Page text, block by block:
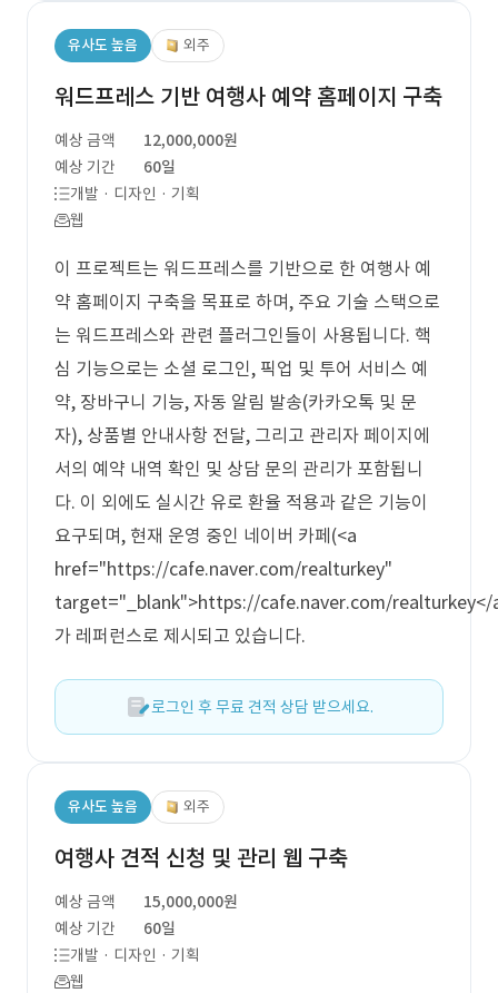
유사도 높음 외주
워드프레스 기반 여행사 예약 홈페이지 구축
예상 금액
12,000,000원
예상 기간
60일
개발 · 디자인 · 기획
웹
이 프로젝트는 워드프레스를 기반으로 한 여행사 예
약 홈페이지 구축을 목표로 하며, 주요 기술 스택으로
는 워드프레스와 관련 플러그인들이 사용됩니다. 핵
심 기능으로는 소셜 로그인, 픽업 및 투어 서비스 예
약, 장바구니 기능, 자동 알림 발송(카카오톡 및 문
자), 상품별 안내사항 전달, 그리고 관리자 페이지에
서의 예약 내역 확인 및 상담 문의 관리가 포함됩니
다. 이 외에도 실시간 유로 환율 적용과 같은 기능이
요구되며, 현재 운영 중인 네이버 카페(<a
href="https://cafe.naver.com/realturkey"
target="_blank">https://cafe.naver.com/realturkey</
가 레퍼런스로 제시되고 있습니다.
로그인 후 무료 견적 상담 받으세요.
유사도 높음 외주
여행사 견적 신청 및 관리 웹 구축
예상 금액
15,000,000원
예상 기간
60일
개발 · 디자인 · 기획
웹